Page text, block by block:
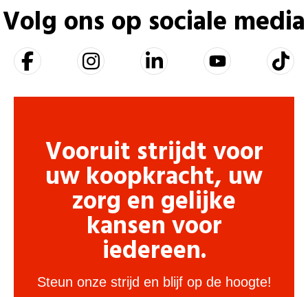
Volg ons op sociale media
Vooruit strijdt voor
uw koopkracht, uw
zorg en gelijke
kansen voor
iedereen.
Steun onze strijd en blijf op de hoogte!